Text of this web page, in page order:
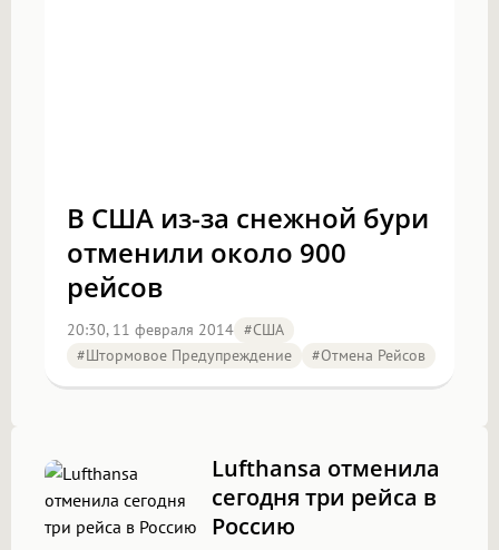
В США из-за снежной бури
отменили около 900
рейсов
20:30, 11 февраля 2014 #США
#штормовое Предупреждение
#отмена Рейсов
Lufthansa отменила
сегодня три рейса в
Россию